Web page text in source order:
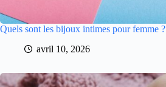
Quels sont les bijoux intimes pour femme ?
avril 10, 2026